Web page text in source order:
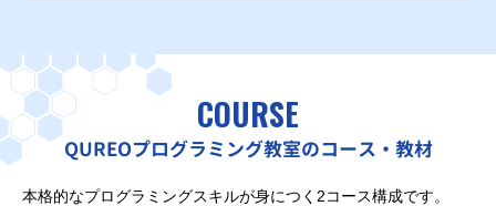
COURSE
QUREOプログラミング教室のコース・教材
本格的なプログラミングスキルが身につく2コース構成です。